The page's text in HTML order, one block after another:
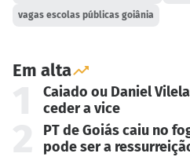
vagas escolas públicas goiânia
Em alta
Caiado ou Daniel
ceder a vice
PT de Goiás caiu no
pode ser a